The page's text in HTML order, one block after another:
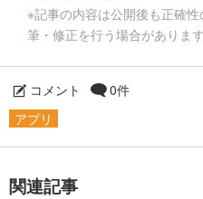
※記事の内容は公開後も正確
筆・修正を行う場合があります
コメント
0件
アプリ
関連記事